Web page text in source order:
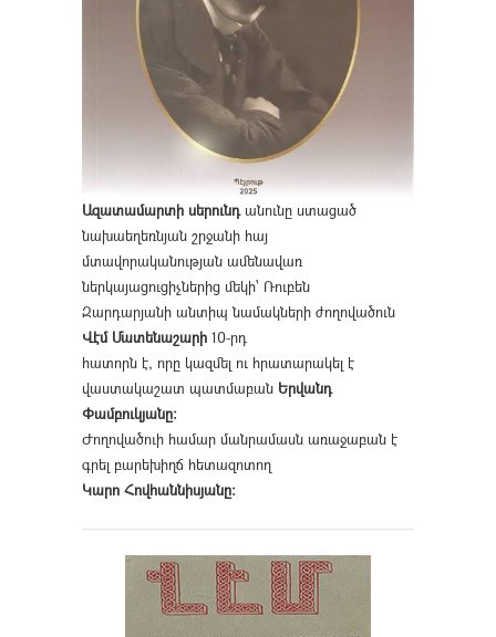
Ազատամարտի սերունդանունը ստացած
նախաեղեռնյան շրջանի հայ
մտավորականության ամենավառ
ներկայացուցիչներից մեկի՝ Ռուբեն
Զարդարյանի անտիպ նամակների ժողովածուն
Վէմ Մատենաշարի 10-րդ
հատորն է, որը կազմել ու հրատարակել է
վաստակաշատ պատմաբան Երվանդ
Փամբուկյանը։
Ժողովածուի համար մանրամասն առաջաբան է
գրել բարեխիղճ հետազոտող
Կարո Հովհաննիսյանը։